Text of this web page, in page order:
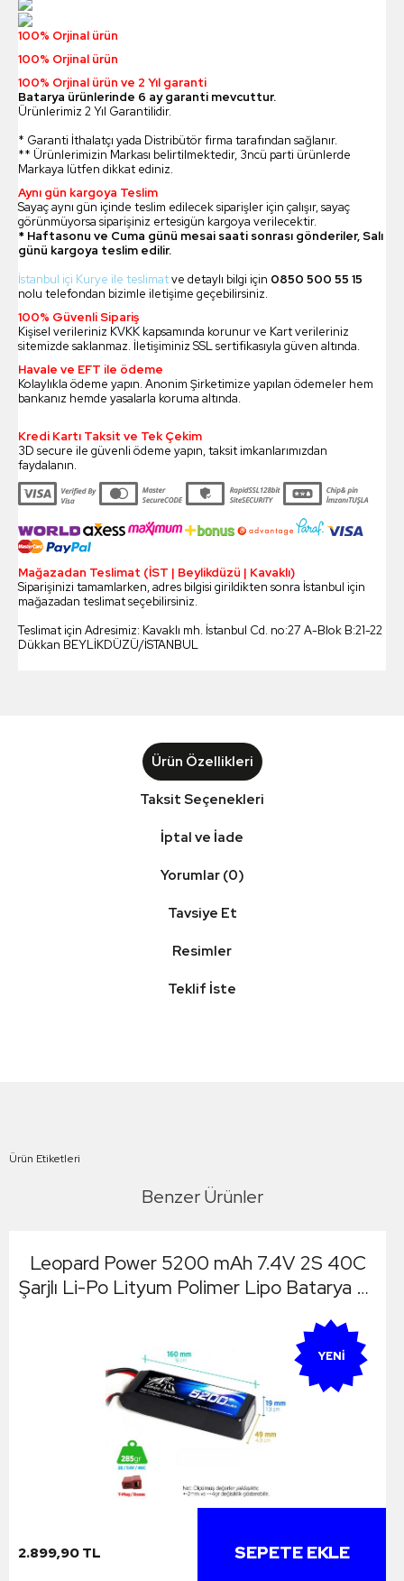
100% Orjinal ürün
100% Orjinal ürün
100% Orjinal ürün ve 2 Yıl garanti
Batarya ürünlerinde 6 ay garanti mevcuttur.
Ürünlerimiz 2 Yıl Garantilidir.
* Garanti İthalatçı yada Distribütör firma tarafından sağlanır.
** Ürünlerimizin Markası belirtilmektedir, 3ncü parti ürünlerde
Markaya lütfen dikkat ediniz.
Aynı gün kargoya Teslim
Sayaç aynı gün içinde teslim edilecek siparişler için çalışır, sayaç
görünmüyorsa siparişiniz ertesigün kargoya verilecektir.
* Haftasonu ve Cuma günü mesai saati sonrası gönderiler, Salı
günü kargoya teslim edilir.
İstanbul içi Kurye ile teslimatve detaylı bilgi için 0850 500 55 15
nolu telefondan bizimle iletişime geçebilirsiniz.
100% Güvenli Sipariş
Kişisel verileriniz KVKK kapsamında korunur ve Kart verileriniz
sitemizde saklanmaz. İletişiminiz SSL sertifikasıyla güven altında.
Havale ve EFT ile ödeme
Kolaylıkla ödeme yapın. Anonim Şirketimize yapılan ödemeler hem
bankanız hemde yasalarla koruma altında.
Kredi Kartı Taksit ve Tek Çekim
3D secure ile güvenli ödeme yapın, taksit imkanlarımızdan
faydalanın.
Mağazadan Teslimat (İST | Beylikdüzü | Kavaklı)
Siparişinizi tamamlarken, adres bilgisi girildikten sonra İstanbul için
mağazadan teslimat seçebilirsiniz.
Teslimat için Adresimiz: Kavaklı mh. İstanbul Cd. no:27 A-Blok B:21-22
Dükkan BEYLİKDÜZÜ/İSTANBUL
Ürün Özellikleri
Taksit Seçenekleri
İptal ve İade
Yorumlar (0)
Tavsiye Et
Resimler
Teklif İste
Ürün Etiketleri
Benzer Ürünler
Leopard Power 5200 mAh 7.4V 2S 40C
Şarjlı Li-Po Lityum Polimer Lipo Batarya Pil
YENI
2.899,90 TL SEPETE EKLE